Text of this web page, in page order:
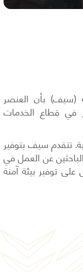
(سيف) بأن العنصر
في قطاع الخدمات
تتقدم سيف بتوفير
عن العمل في
توفير بيئة آمنة